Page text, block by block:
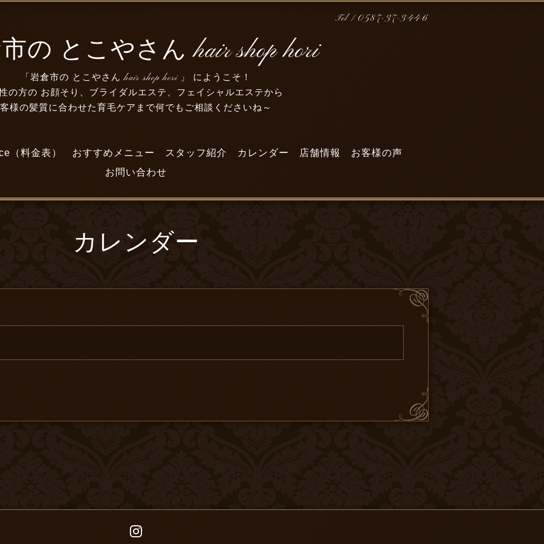
Tel / 0587-37-3446
の とこやさん hair shop hori
「岩倉市の とこやさん hair shop hori 」 にようこそ！
の方の お顔そり、ブライダルエステ、フェイシャルエステから
様の髪質に合わせた育毛ケアまで何でもご相談くださいね～
（料金表） おすすめメニュー スタッフ紹介 カレンダー 店舗情報
お客様の声
お問い合わせ
カレンダー